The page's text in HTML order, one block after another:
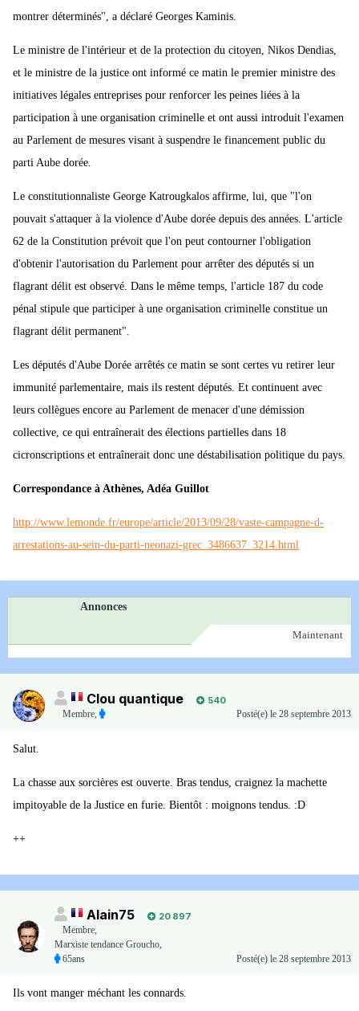
montrer déterminés", a déclaré Georges Kaminis.
Le ministre de l'intérieur et de la protection du citoyen, Nikos Dendias,
et le ministre de la justice ont informé ce matin le premier ministre des
initiatives légales entreprises pour renforcer les peines liées à la
participation à une organisation criminelle et ont aussi introduit l'examen
au Parlement de mesures visant à suspendre le financement public du
parti Aube dorée.
Le constitutionnaliste George Katrougkalos affirme, lui, que "l'on
pouvait s'attaquer à la violence d'Aube dorée depuis des années. L'article
62 de la Constitution prévoit que l'on peut contourner l'obligation
d'obtenir l'autorisation du Parlement pour arrêter des députés si un
flagrant délit est observé. Dans le même temps, l'article 187 du code
pénal stipule que participer à une organisation criminelle constitue un
flagrant délit permanent".
Les députés d'Aube Dorée arrêtés ce matin se sont certes vu retirer leur
immunité parlementaire, mais ils restent députés. Et continuent avec
leurs collègues encore au Parlement de menacer d'une démission
collective, ce qui entraînerait des élections partielles dans 18
cicronscriptions et entraînerait donc une déstabilisation politique du pays.
Correspondance à Athènes, Adéa Guillot
http://www.lemonde.fr/europe/article/2013/09/28/vaste-campagne-d-
arrestations-au-sein-du-parti-neonazi-grec_3486637_3214.html
Annonces
Maintenant
Clou quantique
540
Membre, Posté(e) le 28 septembre 2013
Salut.
La chasse aux sorcières est ouverte. Bras tendus, craignez la machette
impitoyable de la Justice en furie. Bientôt : moignons tendus. :D
++
Alain75
20 897
Membre,
Marxiste tendance Groucho,
65ans
Posté(e) le 28 septembre 2013
Ils vont manger méchant les connards.